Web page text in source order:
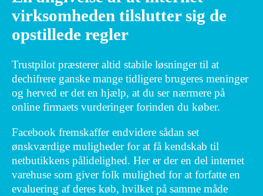
virksomheden tilslutter sig de
opstillede regler
Trustpilot præsterer altid stabile løsninger til at
dechifrere ganske mange tidligere brugeres meninger
og herved er det en hjælp, at du ser nærmere på
online firmaets vurderinger forinden du køber.
Facebook fremskaffer endvidere sådan set
ønskværdige muligheder for at få kendskab til
netbutikkens pålidelighed. Her er der en del internet
varehuse som giver folk mulighed for at forfatte en
evaluering af deres køb, hvilket på samme måde